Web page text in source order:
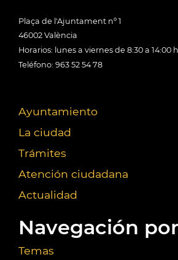
Plaça de l'Ajuntament nº 1
46002 València
Horarios: lunes a viernes de 8:30 a 14:00
Teléfono: 963 52 54 78
Ayuntamiento
La ciudad
Trámites
Atención ciudadana
Actualidad
Navegación
Temas